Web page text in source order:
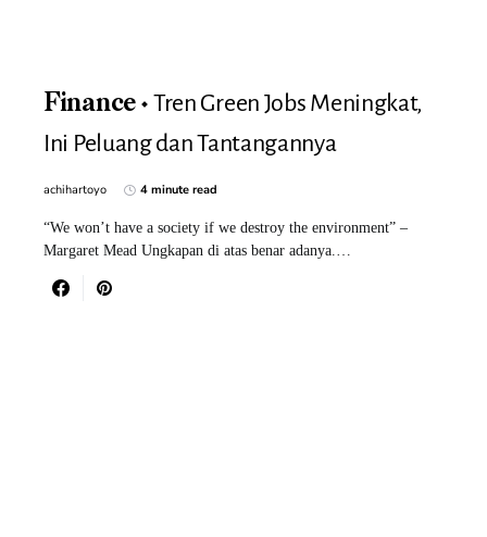
Finance
Tren Green Jobs Meningkat,
Ini Peluang dan Tantangannya
achihartoyo 4 minute read
“We won’t have a society if we destroy the environment” –
Margaret Mead Ungkapan di atas benar adanya.…